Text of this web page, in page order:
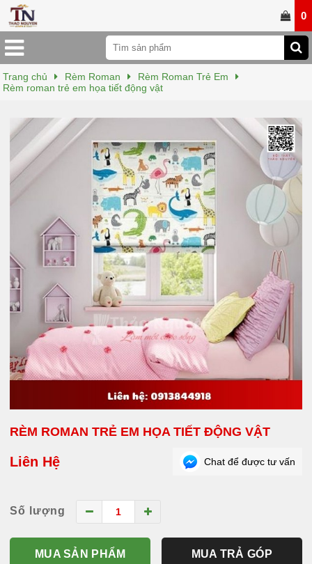
0
Trang chủ Rèm Roman
Rèm Roman Trẻ Em
Rèm roman trẻ em họa tiết động vật
RÈM ROMAN TRẺ EM HỌA TIẾT ĐỘNG VẬT
Liên Hệ Chat để được tư vấn
Số lượng
MUA SẢN PHẨM MUA TRẢ GÓP